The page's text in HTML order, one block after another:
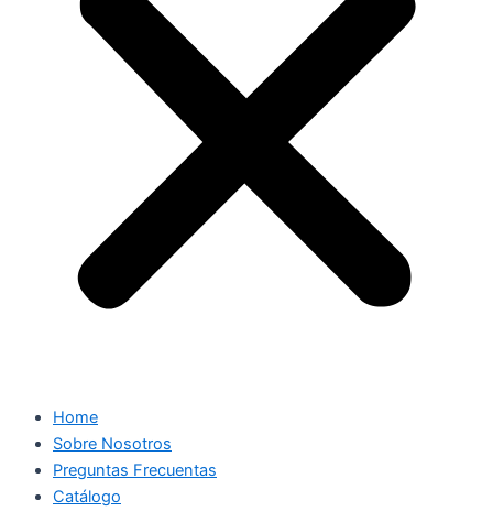
Home
Sobre Nosotros
Preguntas Frecuentas
Catálogo